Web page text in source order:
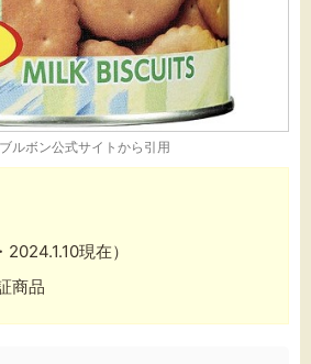
ブルボン公式サイト から引用
現在）
商品